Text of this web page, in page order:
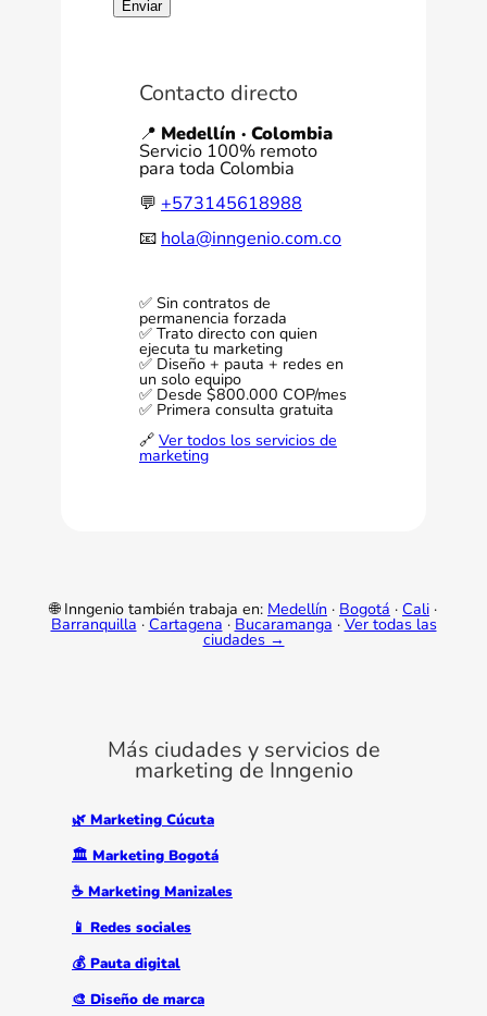
Enviar
Contacto directo
📍 Medellín · Colombia
Servicio 100% remoto
para toda Colombia
💬 +573145618988
📧 hola@inngenio.com.co
✅ Sin contratos de
permanencia forzada
✅ Trato directo con quien
ejecuta tu marketing
✅ Diseño + pauta + redes en
un solo equipo
✅ Desde $800.000 COP/mes
✅ Primera consulta gratuita
🔗 Ver todos los servicios de
marketing
🌐 Inngenio también trabaja en: Medellín · Bogotá · Cali ·
Barranquilla · Cartagena· Bucaramanga · Ver todas las
ciudades →
Más ciudades y servicios de
marketing de Inngenio
🌿 Marketing Cúcuta
🏛️ Marketing Bogotá
☕ Marketing Manizales
📱 Redes sociales
💰 Pauta digital
🎨 Diseño de marca